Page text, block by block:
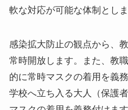
軟な対応が可能な体制としま
感染拡大防止の観点から、
常時開放します。また、教
的に常時マスクの着用を義
学校へ立ち入る大人（保護